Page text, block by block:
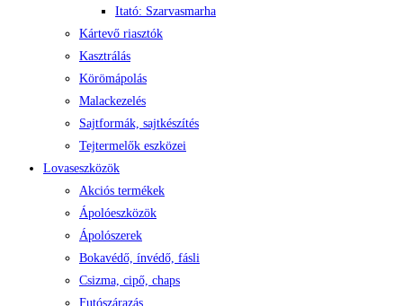
Itató: Szarvasmarha
Kártevő riasztók
Kasztrálás
Körömápolás
Malackezelés
Sajtformák, sajtkészítés
Tejtermelők eszközei
Lovaseszközök
Akciós termékek
Ápolóeszközök
Ápolószerek
Bokavédő, ínvédő, fásli
Csizma, cipő, chaps
Futószárazás